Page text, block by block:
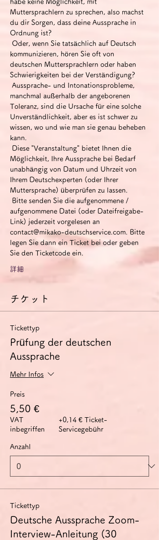
habe keine Möglichkeit, mit
Muttersprachlern zu sprechen, also machst
du dir Sorgen, dass deine Aussprache in
Ordnung ist?
kommunizieren, hören Sie oft von
deutschen Muttersprachlern oder haben
Schwierigkeiten bei der Verständigung?
manchmal außerhalb der angeborenen
Toleranz, sind die Ursache für eine solche
Unverständlichkeit, aber es ist schwer zu
wissen, wo und wie man sie genau beheben
kann.
Möglichkeit, Ihre Aussprache bei Bedarf
unabhängig von Datum und Uhrzeit von
Ihrem Deutschexperten (oder Ihrer
Muttersprache) überprüfen zu lassen.
aufgenommene Datei (oder Dateifreigabe-
Link) jederzeit vorgelesen an
contact@mikako-deutschservice.com. Bitte
legen Sie dann ein Ticket bei oder geben
Sie den Ticketcode ein.
詳細
チケット
Tickettyp
Prüfung der deutschen
Aussprache
Mehr Infos
Preis
5,50 €
VAT
inbegriffen
+0,14 € Ticket-
Servicegebühr
Anzahl
Tickettyp
Deutsche Aussprache Zoom-
Interview-Anleitung (30